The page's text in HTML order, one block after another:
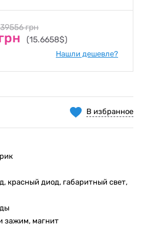
39556 грн
(15.6658$)
Нашли дешевле?
В избранное
красный диод, габаритный свет,
зажим, магнит